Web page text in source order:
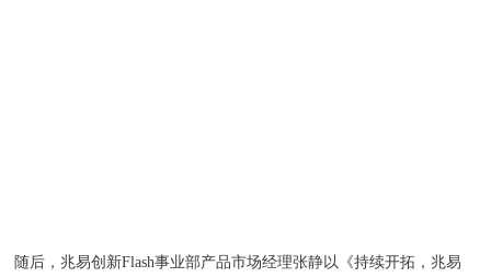
随后，兆易创新Flash事业部产品市场经理张静以《持续开拓，兆易